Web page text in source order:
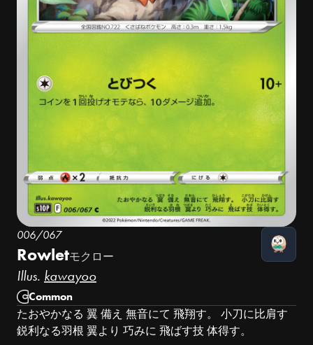
006/067
Rowletモクロー
Illus. kawayoo
Common
たおやかなる 翼 備え 無音にて 飛翔す。 小刀に比肩す
鋭利なる羽根 翼より 巧みに 飛ばす技 体得す。